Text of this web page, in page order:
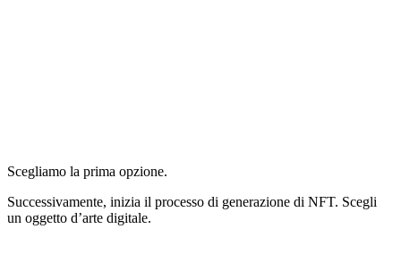
Scegliamo la prima opzione.
Successivamente, inizia il processo di generazione di NFT. Scegli
un oggetto d’arte digitale.